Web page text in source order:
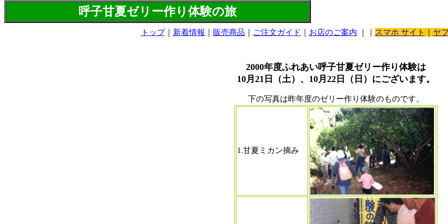
呼子甘夏ゼリー作り体験の旅
トップ｜ 新着情報 販売商品 ご注文ガイド お店のご案内 スマホ サイト ヤ
2000年度ふれあい呼子甘夏ゼリー作り体験は
10月21日（土）、10月22日（日）にございます。
下の写真は昨年度のゼリー作り体験のものです。
1.甘夏ミカン摘み